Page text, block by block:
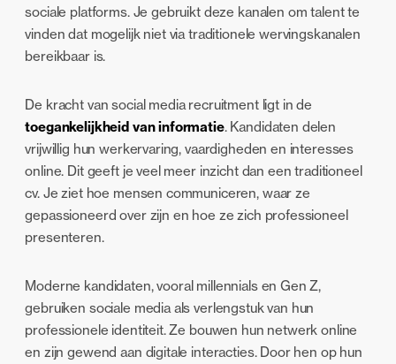
sociale platforms. Je gebruikt deze kanalen om talent te
vinden dat mogelijk niet via traditionele wervingskanalen
bereikbaar is.
De kracht van social media recruitment ligt in de
toegankelijkheid van informatie. Kandidaten delen
vrijwillig hun werkervaring, vaardigheden en interesses
online. Dit geeft je veel meer inzicht dan een traditioneel
cv. Je ziet hoe mensen communiceren, waar ze
gepassioneerd over zijn en hoe ze zich professioneel
presenteren.
Moderne kandidaten, vooral millennials en Gen Z,
gebruiken sociale media als verlengstuk van hun
professionele identiteit. Ze bouwen hun netwerk online
en zijn gewend aan digitale interacties. Door hen op hun